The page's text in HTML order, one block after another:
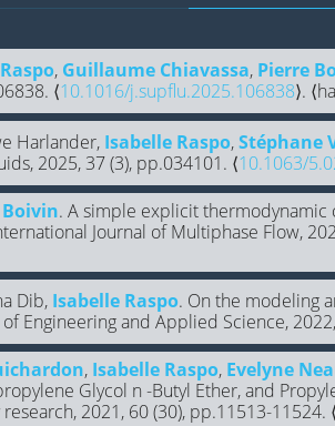
, Guillaume Chiavassa, Pierre
⟨10.1016/j.supflu.2025.106838⟩.
Harlander, Isabelle Raspo,Stéphane
2025, 37 (3), pp.034101. ⟨10.1063/
Boivin. A simple explicit
Journal of Multiphase Flow,
Dib, Isabelle Raspo. On the modeling
Engineering and Applied Science,
, Isabelle Raspo, Evelyne
Glycol n -Butyl Ether, and
2021, 60 (30), pp.11513-11524. ⟨